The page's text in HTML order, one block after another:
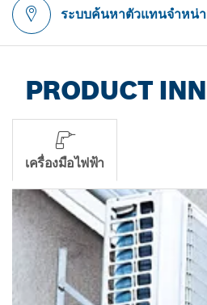
ระบบค้นหาตัวแทนจำหน่
PRODUCT
เครื่องมือไฟฟ้า